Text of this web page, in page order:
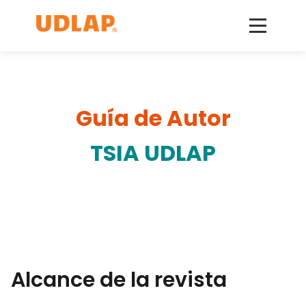
Guía de Autor
TSIA UDLAP
Alcance de la revista